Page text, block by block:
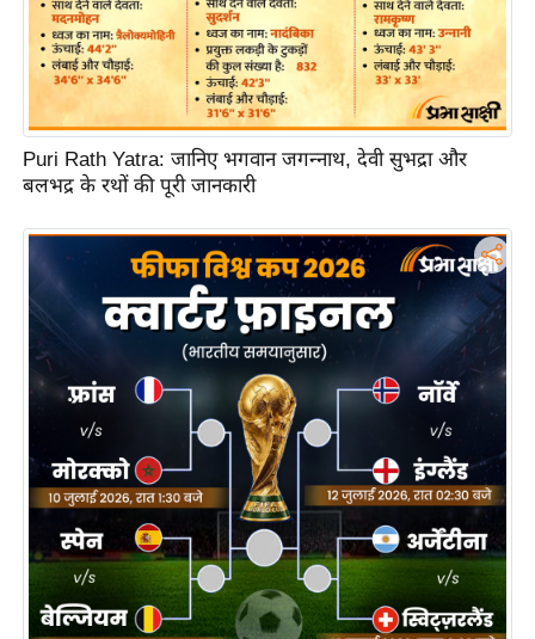
त्यो
हा
रा
शि
फ
ष
वि
श्ले
ष
ट्रें
डिं
Q
Puri Rath Yatra: जानिए भगवान जगन्नाथ, देवी सुभद्रा और
बलभद्र के रथों की पूरी जानकारी